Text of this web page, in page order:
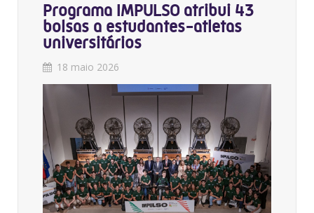
Programa IMPULSO atribui 43
bolsas a estudantes-atletas
universitários
18 maio 2026